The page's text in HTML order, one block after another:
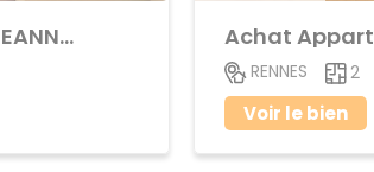
Achat Appartement JEANNE d'ARC - BEAULIEU
RENNES 2
Voir le bien